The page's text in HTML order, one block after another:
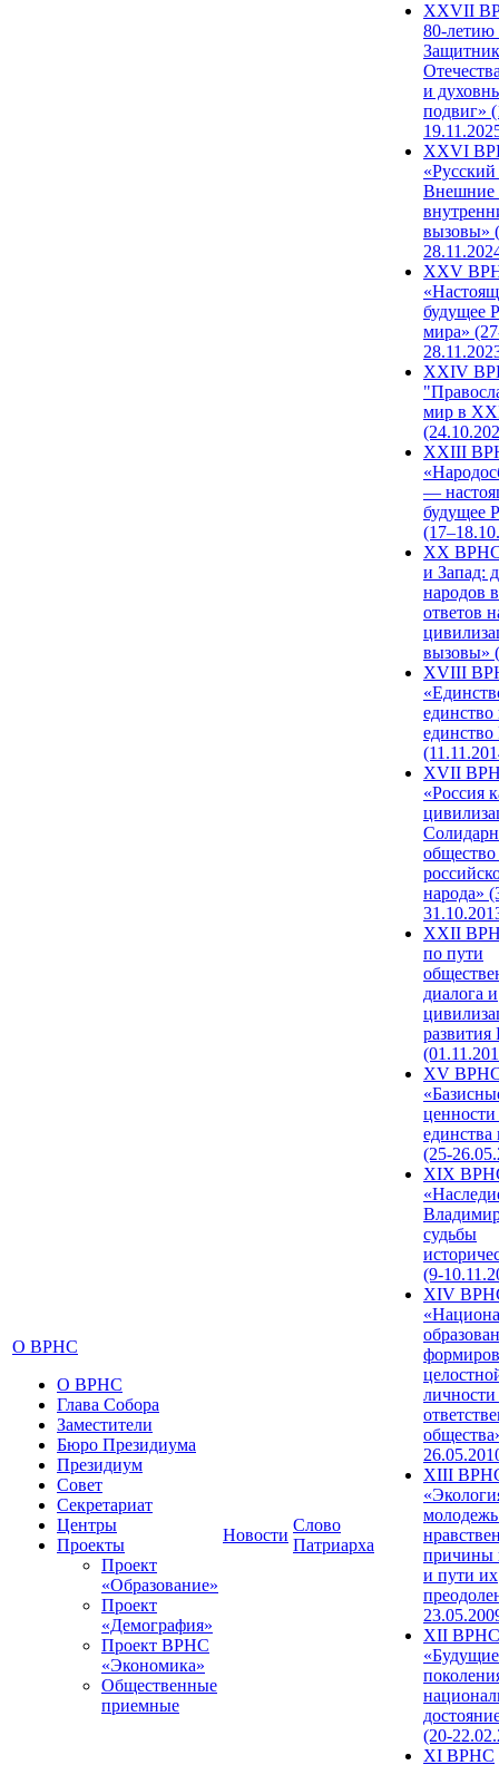
О ВРНС
О ВРНС
Глава Собора
Заместители
Бюро Президиума
Президиум
Совет
Секретариат
Центры
Проекты
Проект
«Образование»
Проект
«Демография»
Проект ВРНС
«Экономика»
Общественные
приемные
Новости
Слово
Патриарха
ХХVII
80-
и
подвиг»
XXVI
Внешние
вызовы»
XXV
будущее
мира»
XXIV
мир в
XXIII
—
будущее
XX ВРНС
и Запад:
народов
ответов
вызовы»
XVIII
единство
единство
XVII
«Россия
народа»
XXII
по пути
диалога и
развития
XV
единства
(25-
XIX
судьбы
(9-
XIV
XIII
причины
и пути их
XII ВРНС
«Будущие
(20-
XI ВРНС